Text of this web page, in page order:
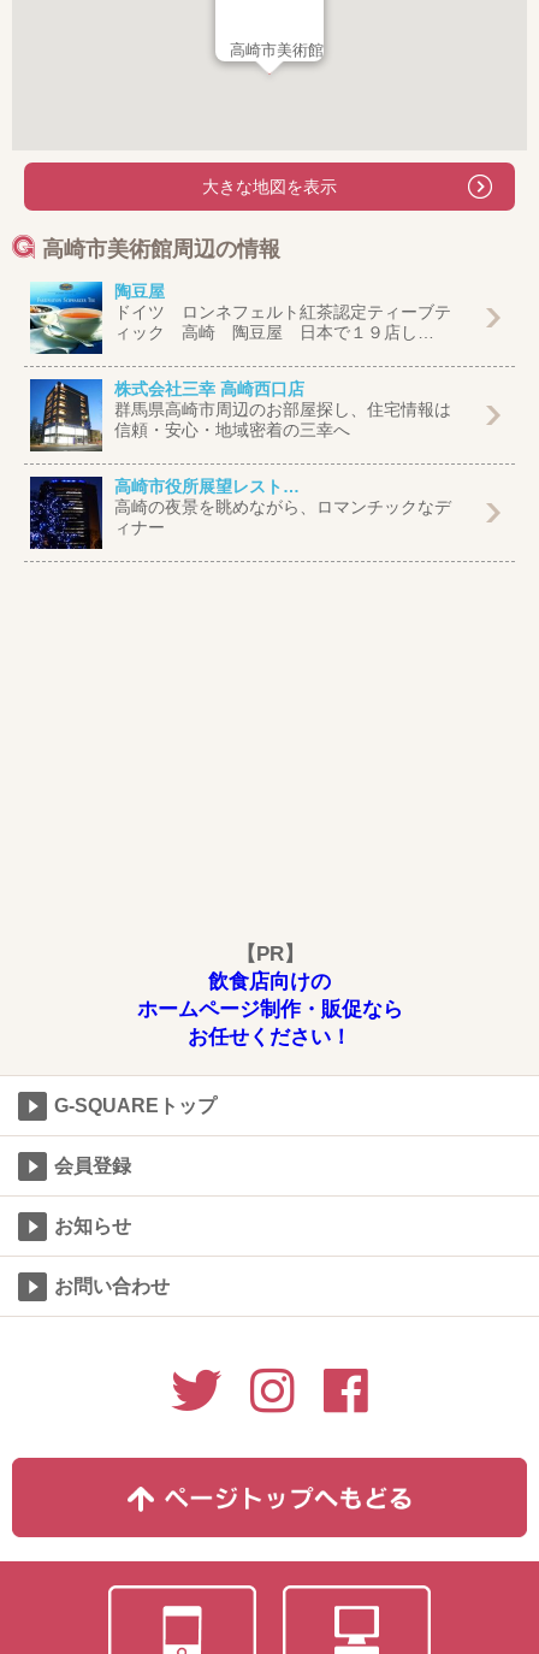
高崎市美術館
大きな地図を表示
高崎市美術館周辺の情報
陶豆屋
ドイツ ロンネフェルト紅茶認定ティーブテ
ィック 高崎 陶豆屋 日本で１９店し…
株式会社三幸 高崎西口店
群馬県高崎市周辺のお部屋探し、住宅情報は
信頼・安心・地域密着の三幸へ
高崎市役所展望レスト…
高崎の夜景を眺めながら、ロマンチックなデ
ィナー
【PR】
飲食店向けの
ホームページ制作・販促なら
お任せください！
G-SQUAREトップ
会員登録
お知らせ
お問い合わせ